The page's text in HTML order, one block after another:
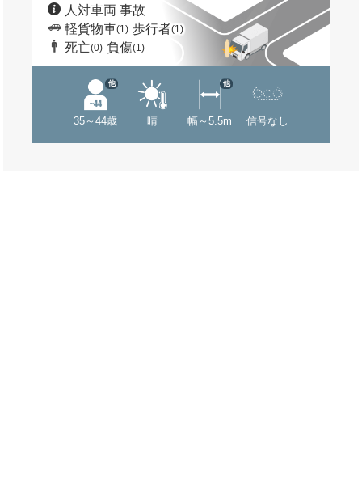
人対車両 事故
軽貨物車(1) 歩行者(1)
死亡(0) 負傷(1)
35～44歳
他
晴 幅～5.5m
他
信号なし